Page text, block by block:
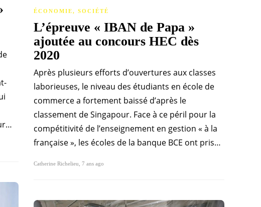
ÉCONOMIE, SOCIÉTÉ
L’épreuve « IBAN de Papa »
ajoutée au concours HEC dès
2020
Après plusieurs efforts d’ouvertures aux classes
laborieuses, le niveau des étudiants en école de
commerce a fortement baissé d’après le
classement de Singapour. Face à ce péril pour la
compétitivité de l’enseignement en gestion « à la
française », les écoles de la banque BCE ont pris…
Catherine Richelieu 7 ans ago